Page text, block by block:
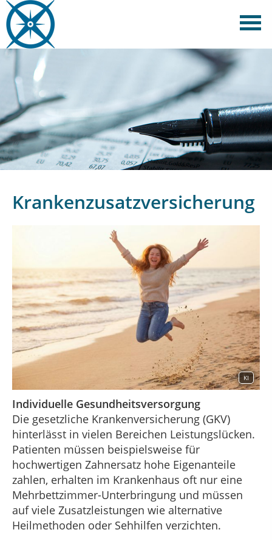
Krankenzusatzversicherung
KI
Individuelle Gesundheitsversorgung
Die gesetzliche Krankenversicherung (GKV)
hinterlässt in vielen Bereichen Leistungslücken.
Patienten müssen beispielsweise für
hochwertigen Zahnersatz hohe Eigenanteile
zahlen, erhalten im Krankenhaus oft nur eine
Mehrbettzimmer-Unterbringung und müssen
auf viele Zusatzleistungen wie alternative
Heilmethoden oder Sehhilfen verzichten.